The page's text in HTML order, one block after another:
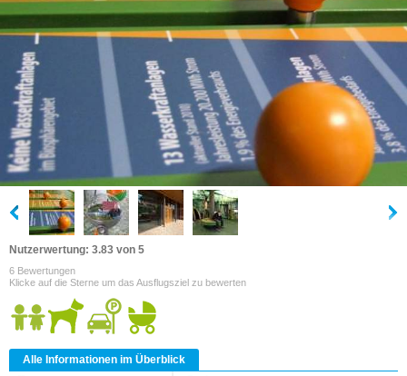
Nutzerwertung: 3.83 von 5
6 Bewertungen
Klicke auf die Sterne um das Ausflugsziel zu bewerten
Alle Informationen im Überblick